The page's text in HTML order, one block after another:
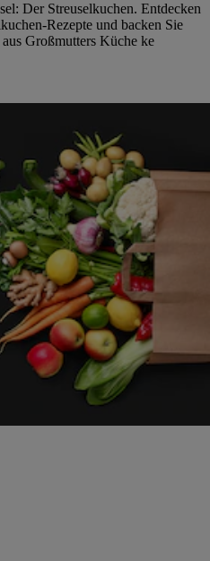
Der Streuselkuchen. Entdecken
Rezepte und backen Sie
Großmutters Küche ke